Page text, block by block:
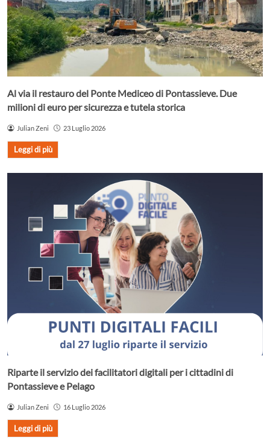
Al via il restauro del Ponte Mediceo di Pontassieve. Due
milioni di euro per sicurezza e tutela storica
Julian Zeni 23 Luglio 2026
Leggi di più
Riparte il servizio dei facilitatori digitali per i cittadini di
Pontassieve e Pelago
Julian Zeni 16 Luglio 2026
Leggi di più